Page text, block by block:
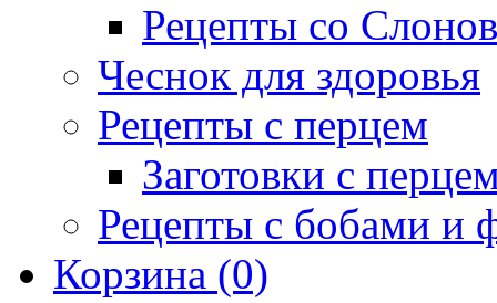
Рецепты со
Чеснок для здоровья
Рецепты с перцем
Заготовки с
Рецепты с бобами и
Корзина (0)